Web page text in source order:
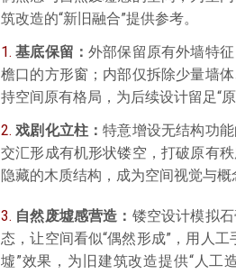
筑改造的“新旧融合”提供参考。
1. 基底保留：外部保留原有外墙特
檐口的方形窗；内部仅拆除少量墙
持空间原有格局，为后续设计留足“原
2. 戏剧化立柱：特意增设无结构功
交汇形成有机形状镂空，打破原有
隐藏的木质结构，成为空间视觉与概
3. 自然废墟感营造： 镂空设计模拟
态，让空间看似“偶然形成”，用人工
墟”效果，为旧建筑改造提供“人工